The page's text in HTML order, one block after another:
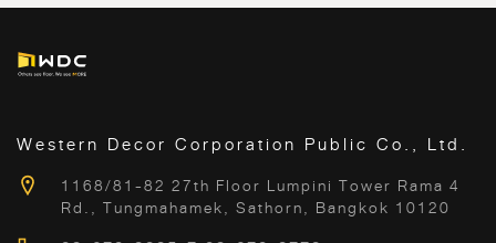
Western Decor Corporation Public Co., Ltd.
1168/81-82 27th Floor Lumpini Tower Rama 4
Rd., Tungmahamek, Sathorn, Bangkok 10120